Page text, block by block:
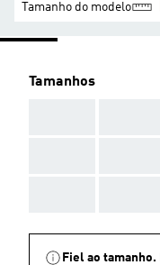
Tamanho do modelo
Tamanhos
Fiel ao tamanho.